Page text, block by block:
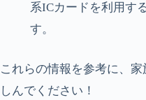
系ICカードを利用す
す。
これらの情報を参考に、
しんでください！